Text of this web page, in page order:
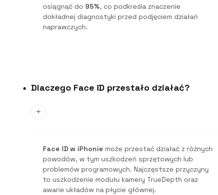
osiągnąć do 95%, co podkreśla znaczenie
dokładnej diagnostyki przed podjęciem działań
naprawczych.
Dlaczego Face ID przestało działać?
Face ID w iPhonie może przestać działać z różnych
powodów, w tym uszkodzeń sprzętowych lub
problemów programowych. Najczęstsze przyczyny
to uszkodzenie modułu kamery TrueDepth oraz
awarie układów na płycie głównej.